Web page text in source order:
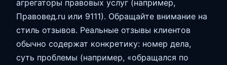
агрегаторы правовых услуг (например,
Правовед.ru или 9111). Обращайте внимание на
стиль отзывов. Реальные отзывы клиентов
обычно содержат конкретику: номер дела,
суть проблемы (например, «обращался по